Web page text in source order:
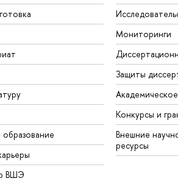
ВШЭ
Мониторинги
Защиты
Конкурсы и
Внешние
ресурсы